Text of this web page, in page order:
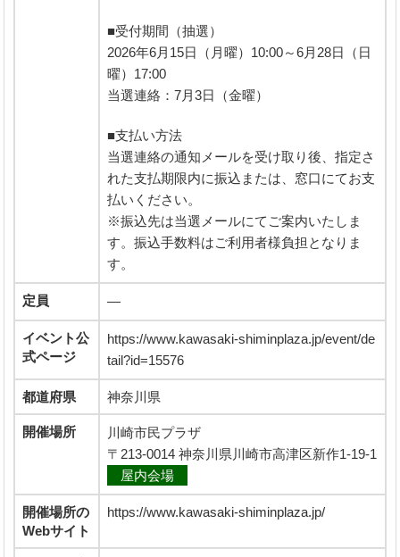
■受付期間（抽選）
2026年6月15日（月曜）10:00～6月28日（日
曜）17:00
当選連絡：7月3日（金曜）
■支払い方法
当選連絡の通知メールを受け取り後、指定さ
れた支払期限内に振込または、窓口にてお支
払いください。
※振込先は当選メールにてご案内いたしま
す。振込手数料はご利用者様負担となりま
す。
定員 ―
イベント公
式ページ
https://www.kawasaki-shiminplaza.jp/event/de
tail?id=15576
都道府県 神奈川県
開催場所
川崎市民プラザ
〒213-0014 神奈川県川崎市高津区新作1-19-1
屋内会場
開催場所の
Webサイト
https://www.kawasaki-shiminplaza.jp/